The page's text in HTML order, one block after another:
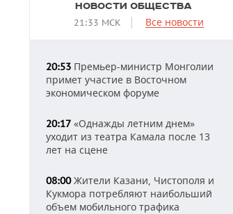
НОВОСТИ ОБЩЕСТВА
21:33 МСК Все новости
20:53 Премьер-министр Монголии
примет участие в Восточном
экономическом форуме
20:17 «Однажды летним днем»
уходит из театра Камала после 13
лет на сцене
08:00Жители Казани, Чистополя и
Кукмора потребляют наибольший
объем мобильного трафика